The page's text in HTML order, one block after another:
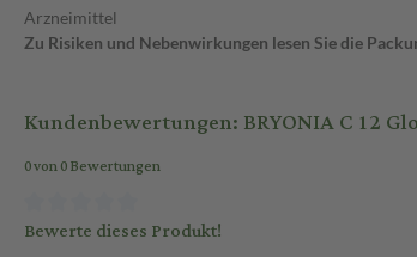
Arzneimittel
Zu Risiken und Nebenwirkungen lesen Sie die
Kundenbewertungen: BRYONIA C 12
0 von 0 Bewertungen
Bewerte dieses Produkt!